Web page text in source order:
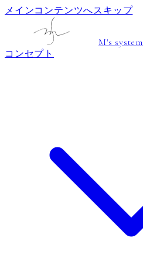
メインコンテンツへスキップ
M's system
コンセプト